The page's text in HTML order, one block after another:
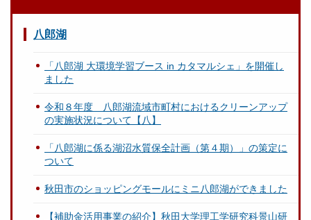
八郎湖
「八郎湖 大環境学習ブース in カタマルシェ」を開催し
ました
令和８年度 八郎湖流域市町村におけるクリーンアップ
の実施状況について【八】
「八郎湖に係る湖沼水質保全計画（第４期）」の策定に
ついて
秋田市のショッピングモールにミニ八郎湖ができました
【補助金活用事業の紹介】秋田大学理工学研究科景山研